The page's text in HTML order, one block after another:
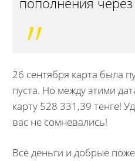
26 сентября карта была
пуста. Но между этими
карту 528 331,39 тенге!
вас не сомневались!
Все деньги и добрые